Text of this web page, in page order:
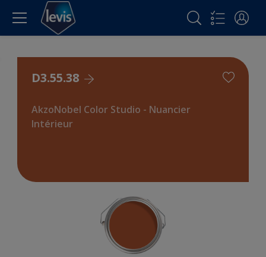
D3.55.38
AkzoNobel Color Studio - Nuancier
Intérieur